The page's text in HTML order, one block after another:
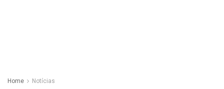
Home Notícias